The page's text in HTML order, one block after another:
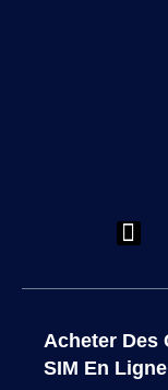
a
c
b
o
k
Acheter Des
SIM En Ligne